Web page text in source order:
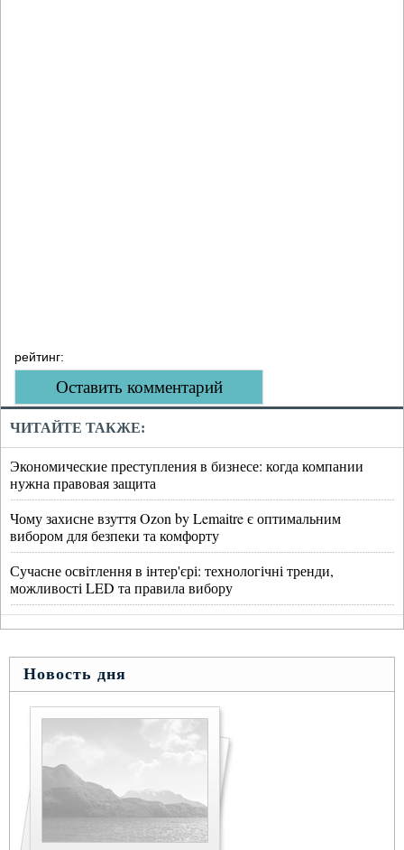
рейтинг:
Оставить комментарий
ЧИТАЙТЕ ТАКЖЕ:
Экономические преступления в бизнесе: когда компании
нужна правовая защита
Чому захисне взуття Ozon by Lemaitre є оптимальним
вибором для безпеки та комфорту
Сучасне освітлення в інтер'єрі: технологічні тренди,
можливості LED та правила вибору
Новость дня